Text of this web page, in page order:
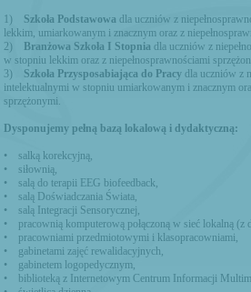
1) Szkoła Podstawowa dla uczniów z
lekkim, umiarkowanym i znacznym oraz z
2)
Branżowa Szkoła I Stopnia dla uczniów z
w stopniu lekkim oraz z niepełnosprawnościami
3) Szkoła Przysposabiająca do Pracy dla uczniów z
intelektualnymi w stopniu umiarkowanym i znacznym
sprzężonymi.
Dysponujemy pełną bazą lokalową i dydaktyczną:
• salką korekcyjną,
• siłownią,
• salą do terapii EEG biofeedback,
• salą Doświadczania Świata,
• salą Integracji Sensorycznej,
• pracownią komputerową połączoną w sieć lokalną (z
• pracowniami przedmiotowymi i klasopracowniami,
• gabinetami zajęć rewalidacyjnych,
• gabinetem logopedycznym,
• biblioteką z Internetowym Centrum Informacji